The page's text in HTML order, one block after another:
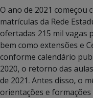
O ano de 2021 começou
matrículas da Rede
ofertadas 215 mil vagas
bem como extensões e
conforme calendário
2020, o retorno das
de 2021. Antes disso, o
orientações e